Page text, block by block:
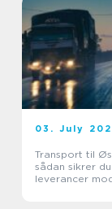
03. July
Transport til
sådan sikrer
leverancer